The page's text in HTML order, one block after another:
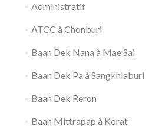
Administratif
ATCC à Chonburi
Baan Dek Nana à Mae Sai
Baan Dek Pa à Sangkhlaburi
Baan Dek Reron
Baan Mittrapap à Korat